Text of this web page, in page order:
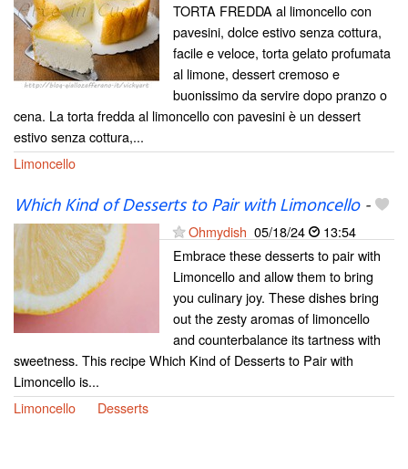
TORTA FREDDA al limoncello con
pavesini, dolce estivo senza cottura,
facile e veloce, torta gelato profumata
al limone, dessert cremoso e
buonissimo da servire dopo pranzo o
cena. La torta fredda al limoncello con pavesini è un dessert
estivo senza cottura,...
Limoncello
Which Kind of Desserts to Pair with Limoncello-
Ohmydish 05/18/24
13:54
Embrace these desserts to pair with
Limoncello and allow them to bring
you culinary joy. These dishes bring
out the zesty aromas of limoncello
and counterbalance its tartness with
sweetness. This recipe Which Kind of Desserts to Pair with
Limoncello is...
Limoncello
Desserts